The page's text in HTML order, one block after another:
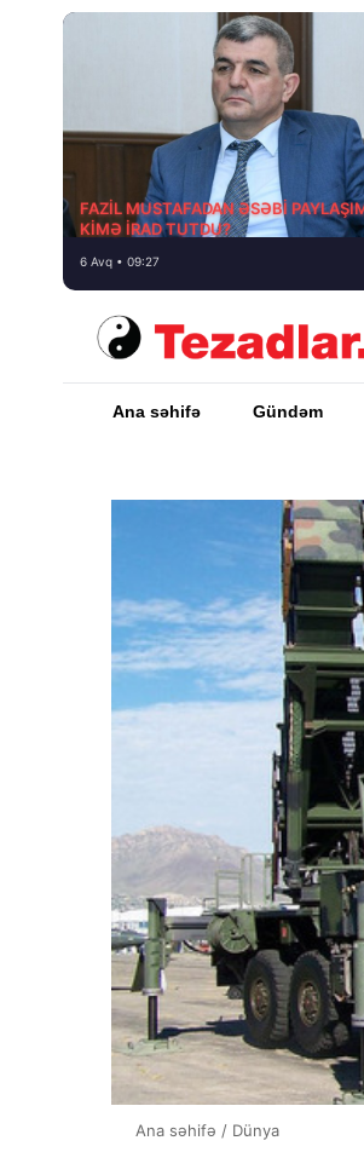
FAZİL MUSTAFADAN ƏSƏBİ
KİMƏ İRAD TUTDU?
6 Avq • 09:27
Ana səhifə Gündəm
Ana səhifə / Dünya